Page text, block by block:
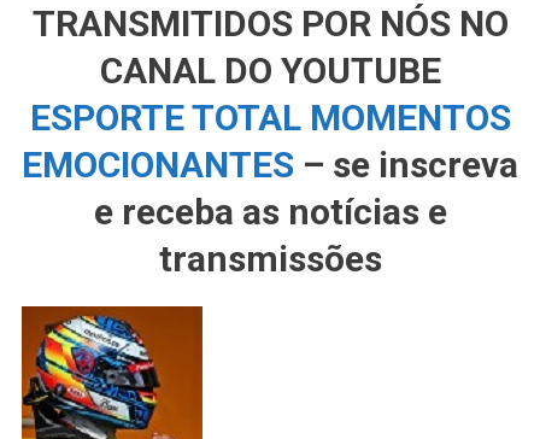
TRANSMITIDOS POR NÓS NO
CANAL DO YOUTUBE
ESPORTE TOTAL MOMENTOS
EMOCIONANTES – se inscreva
e receba as notícias e
transmissões